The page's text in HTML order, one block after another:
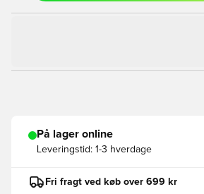
På lager online
Leveringstid: 1-3 hverdage
Fri fragt ved køb over 699 kr